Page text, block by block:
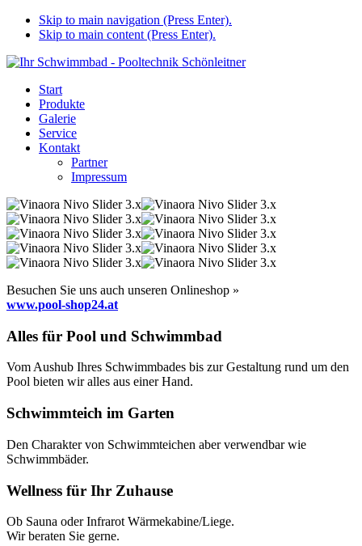
Skip to main navigation (Press Enter).
Skip to main content (Press Enter).
Start
Produkte
Galerie
Service
Kontakt
Partner
Impressum
Besuchen Sie uns auch unseren Onlineshop »
www.pool-shop24.at
Alles für Pool und Schwimmbad
Vom Aushub Ihres Schwimmbades bis zur Gestaltung rund um den
Pool bieten wir alles aus einer Hand.
Schwimmteich im Garten
Den Charakter von Schwimmteichen aber verwendbar wie
Schwimmbäder.
Wellness für Ihr Zuhause
Ob Sauna oder Infrarot Wärmekabine/Liege.
Wir beraten Sie gerne.